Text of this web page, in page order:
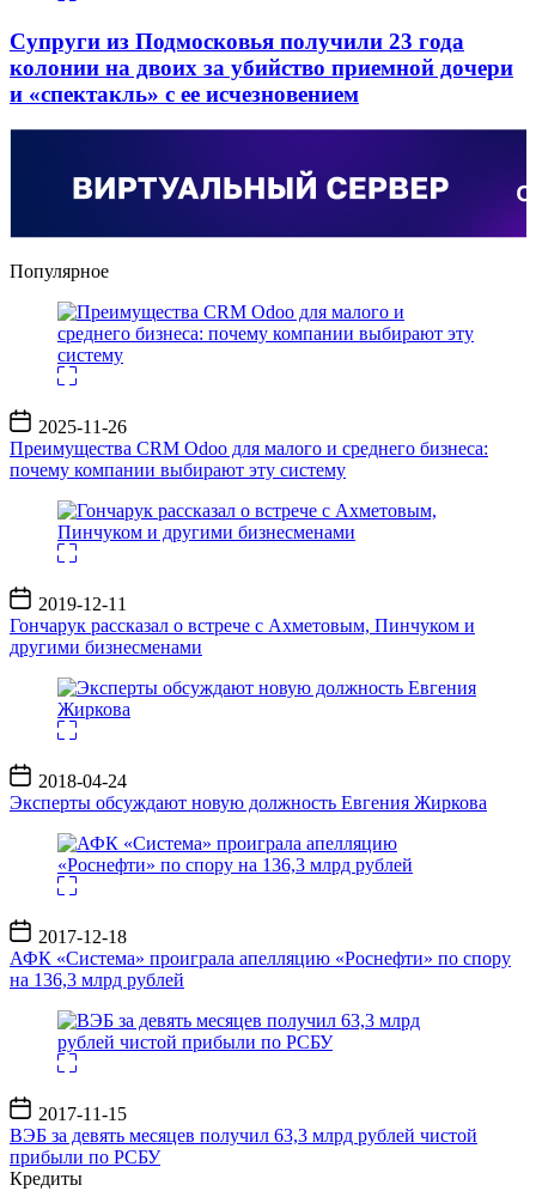
Супруги из Подмосковья получили 23 года
колонии на двоих за убийство приемной дочери
и «спектакль» с ее исчезновением
Популярное
Дата
записи
2025-11-26
Преимущества CRM Odoo для малого и среднего бизнеса:
почему компании выбирают эту систему
Дата
записи
2019-12-11
Гончарук рассказал о встрече с Ахметовым, Пинчуком и
другими бизнесменами
Дата
записи
2018-04-24
Эксперты обсуждают новую должность Евгения Жиркова
Дата
записи
2017-12-18
АФК «Система» проиграла апелляцию «Роснефти» по спору
на 136,3 млрд рублей
Дата
записи
2017-11-15
ВЭБ за девять месяцев получил 63,3 млрд рублей чистой
прибыли по РСБУ
Кредиты